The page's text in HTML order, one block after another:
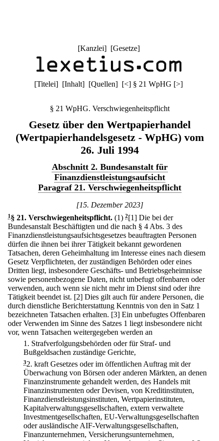
[Kanzlei] [Gesetze]
[Titelei] [Inhalt] [Quellen] [<] § 21 WpHG [>]
§ 21 WpHG. Verschwiegenheitspflicht
Gesetz über den Wertpapierhandel
(Wertpapierhandelsgesetz - WpHG) vom
26. Juli 1994
Abschnitt 2. Bundesanstalt für
Finanzdienstleistungsaufsicht
Paragraf 21. Verschwiegenheitspflicht
[15. Dezember 2023]
1 § 21. Verschwiegenheitspflicht. (1) 2[1] Die bei der
Bundesanstalt Beschäftigten und die nach § 4 Abs. 3 des
Finanzdienstleistungsaufsichtsgesetzes beauftragten Personen
dürfen die ihnen bei ihrer Tätigkeit bekannt gewordenen
Tatsachen, deren Geheimhaltung im Interesse eines nach diesem
Gesetz Verpflichteten, der zuständigen Behörden oder eines
Dritten liegt, insbesondere Geschäfts- und Betriebsgeheimnisse
sowie personenbezogene Daten, nicht unbefugt offenbaren oder
verwenden, auch wenn sie nicht mehr im Dienst sind oder ihre
Tätigkeit beendet ist. [2] Dies gilt auch für andere Personen, die
durch dienstliche Berichterstattung Kenntnis von den in Satz 1
bezeichneten Tatsachen erhalten. [3] Ein unbefugtes Offenbaren
oder Verwenden im Sinne des Satzes 1 liegt insbesondere nicht
vor, wenn Tatsachen weitergegeben werden an
1. Strafverfolgungsbehörden oder für Straf- und
Bußgeldsachen zuständige Gerichte,
32. kraft Gesetzes oder im öffentlichen Auftrag mit der
Überwachung von Börsen oder anderen Märkten, an denen
Finanzinstrumente gehandelt werden, des Handels mit
Finanzinstrumenten oder Devisen, von Kreditinstituten,
Finanzdienstleistungsinstituten, Wertpapierinstituten,
Kapitalverwaltungsgesellschaften, extern verwaltete
Investmentgesellschaften, EU-Verwaltungsgesellschaften
oder ausländische AIF-Verwaltungsgesellschaften,
Finanzunternehmen, Versicherungsunternehmen,